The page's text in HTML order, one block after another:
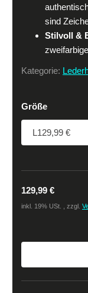
sind
Stilvoll &
Kategorie:
Größe
129,99 €
inkl. 19% USt. , zzgl.